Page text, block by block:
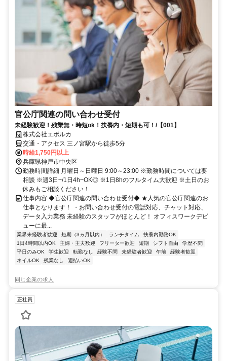
官公庁関連の問い合わせ受付
未経験歓迎！残業無・時短ok！扶養内・短期も可！/【001】
株式会社エボルカ
交通・アクセス 三ノ宮駅から徒歩5分
時給1,750円以上
兵庫県神戸市中央区
勤務時間詳細 月曜日～日曜日 9:00～23:00 ※勤務時間については要
相談 ※週3日~/1日4h~OK◎ ※1日8hのフルタイム大歓迎 ※土日のお
休みもご相談ください！
仕事内容 ◆官公庁関連の問い合わせ受付◆ ★人気の官公庁関連のお
仕事となります！ ・お問い合わせ受付の電話対応、チャット対応、
データ入力業務 未経験のスタッフがほとんど！ オフィスワークデビ
ューに最...
業界未経験者歓迎 短期（3ヵ月以内） ランチタイム
扶養内勤務OK
1日4時間以内OK
主婦・主夫歓迎 フリーター歓迎 短期 シフト自由
学歴不問
平日のみOK
学生歓迎 転勤なし 経験不問 未経験者歓迎 午前
経験者歓迎
ネイルOK
残業なし 週払いOK
同じ企業の求人
正社員